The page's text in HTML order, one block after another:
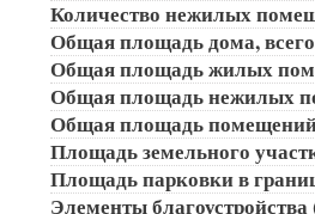
Количество нежилых
Общая площадь дома,
Общая площадь жилых
Общая площадь нежилых
Общая площадь
Площадь земельного
Площадь парковки в
Элементы